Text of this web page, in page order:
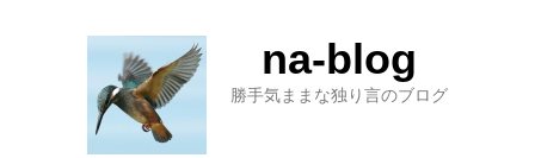
na-blog
勝手気ままな独り言のブログ